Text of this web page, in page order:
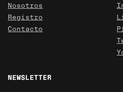
Nosotros
Registro
Contacto
NEWSLETTER